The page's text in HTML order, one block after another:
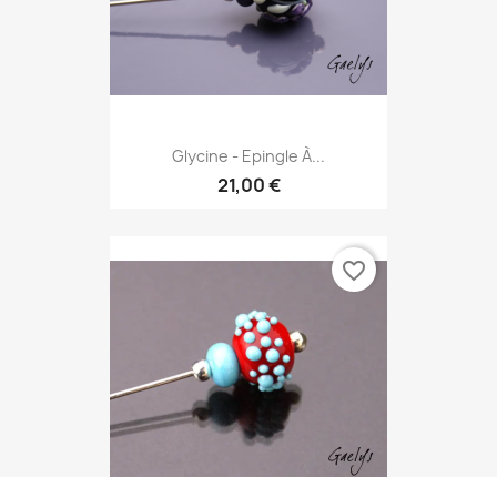
Glycine - Epingle À...
21,00 €
favorite_border